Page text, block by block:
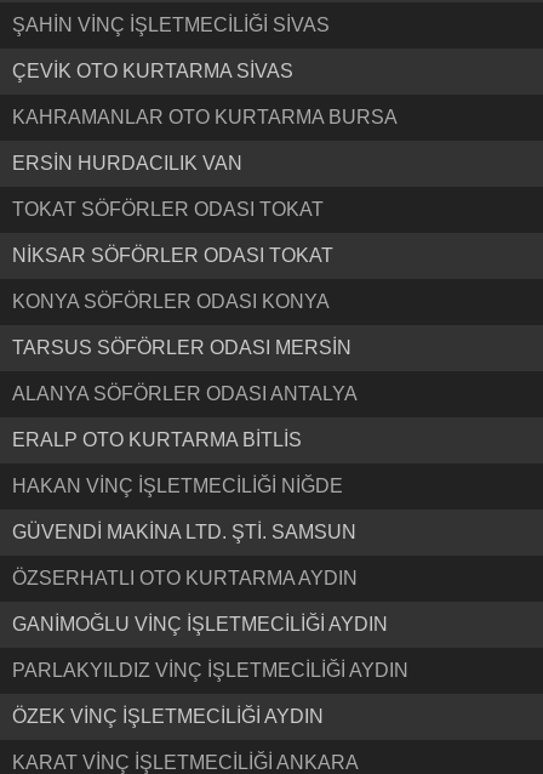
ŞAHİN VİNÇ İŞLETMECİLİĞİ SİVAS
ÇEVİK OTO KURTARMA SİVAS
KAHRAMANLAR OTO KURTARMA BURSA
ERSİN HURDACILIK VAN
TOKAT SÖFÖRLER ODASI TOKAT
NİKSAR SÖFÖRLER ODASI TOKAT
KONYA SÖFÖRLER ODASI KONYA
TARSUS SÖFÖRLER ODASI MERSİN
ALANYA SÖFÖRLER ODASI ANTALYA
ERALP OTO KURTARMA BİTLİS
HAKAN VİNÇ İŞLETMECİLİĞİ NİĞDE
GÜVENDİ MAKİNA LTD. ŞTİ. SAMSUN
ÖZSERHATLI OTO KURTARMA AYDIN
GANİMOĞLU VİNÇ İŞLETMECİLİĞİ AYDIN
PARLAKYILDIZ VİNÇ İŞLETMECİLİĞİ AYDIN
ÖZEK VİNÇ İŞLETMECİLİĞİ AYDIN
KARAT VİNÇ İŞLETMECİLİĞİ ANKARA